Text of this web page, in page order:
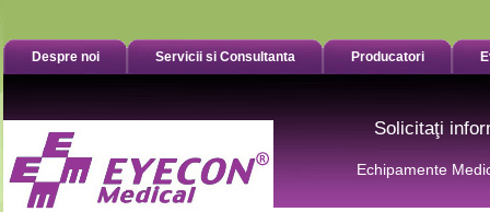
Despre noi Servicii si Consultanta Producatori
Solicitaţi
Echipamente